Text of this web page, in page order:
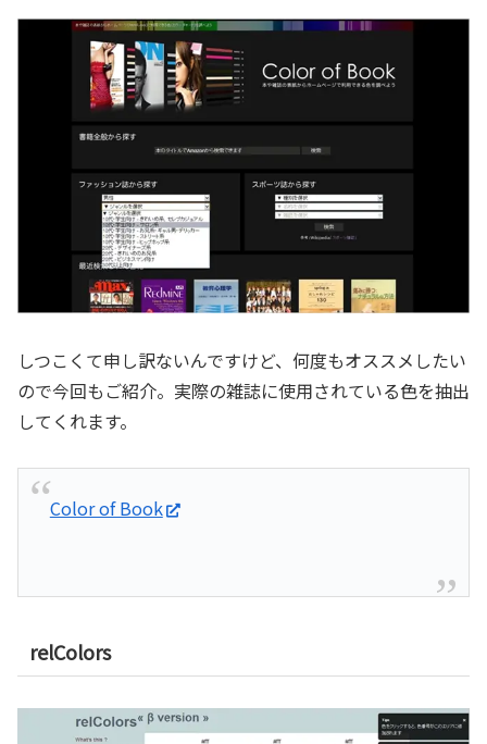
しつこくて申し訳ないんですけど、何度もオススメしたい
ので今回もご紹介。実際の雑誌に使用されている色を抽出
してくれます。
Color of Book
relColors